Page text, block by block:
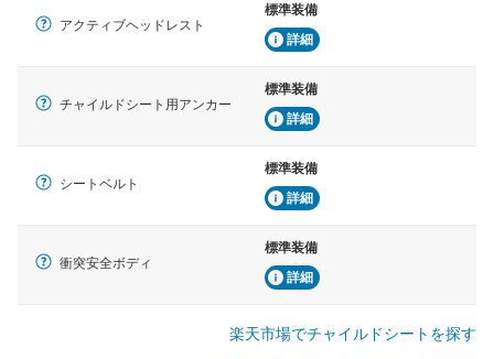
アクティブヘッドレスト
標準装備
詳細
チャイルドシート用アンカー
標準装備
詳細
シートベルト
標準装備
詳細
衝突安全ボディ
標準装備
詳細
楽天市場でチャイルドシートを探す